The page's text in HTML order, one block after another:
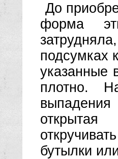
До
форма
подсумках
указанные
плотно.
бутылки